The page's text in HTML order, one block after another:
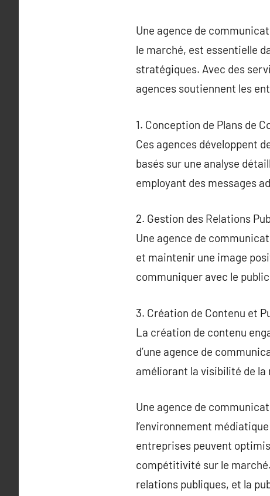
Une agence de
le marché, est essentielle
stratégiques. Avec des
agences soutiennent les
1. Conception de Plans de
Ces agences développent
basés sur une analyse
employant des messages
2. Gestion des Relations
Une agence de
et maintenir une image
communiquer avec le
3. Création de Contenu et
La création de contenu
d’une agence de
améliorant la visibilité de
Une agence de
l’environnement
entreprises peuvent
compétitivité sur le
relations publiques, et la